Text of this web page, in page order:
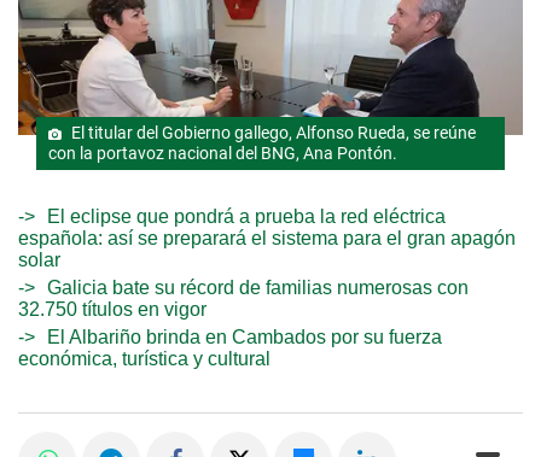
El titular del Gobierno gallego, Alfonso Rueda, se reúne
con la portavoz nacional del BNG, Ana Pontón.
El eclipse que pondrá a prueba la red eléctrica
española: así se preparará el sistema para el gran apagón
solar
Galicia bate su récord de familias numerosas con
32.750 títulos en vigor
El Albariño brinda en Cambados por su fuerza
económica, turística y cultural